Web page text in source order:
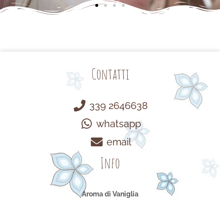
Contatti
339 2646638
whatsapp
email
Info
Aroma di Vaniglia